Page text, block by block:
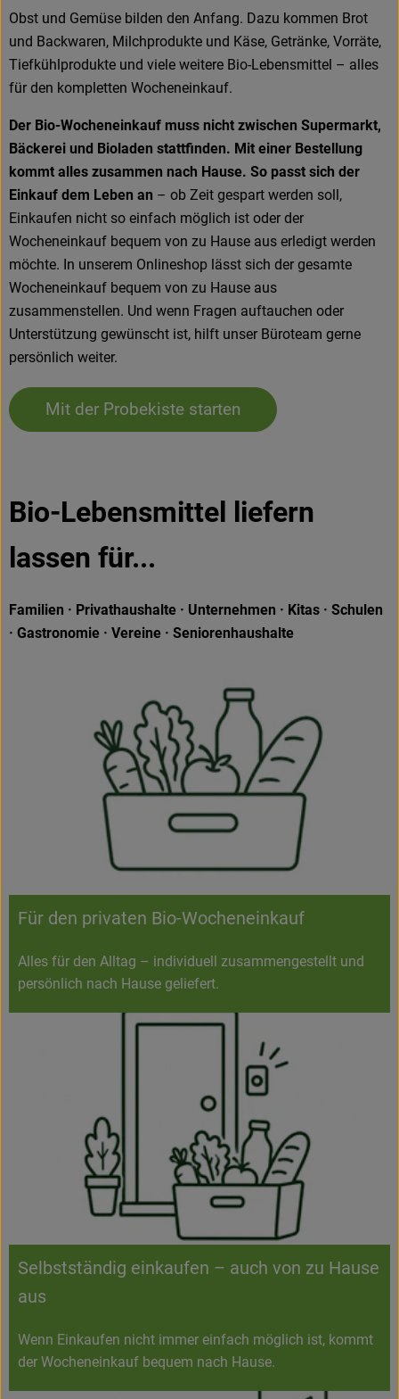
Obst und Gemüse bilden den Anfang. Dazu kommen Brot
und Backwaren, Milchprodukte und Käse, Getränke, Vorräte,
Tiefkühlprodukte und viele weitere Bio-Lebensmittel – alles
für den kompletten Wocheneinkauf.
Der Bio-Wocheneinkauf muss nicht zwischen Supermarkt,
Bäckerei und Bioladen stattfinden. Mit einer Bestellung
kommt alles zusammen nach Hause. So passt sich der
Einkauf dem Leben an – ob Zeit gespart werden soll,
Einkaufen nicht so einfach möglich ist oder der
Wocheneinkauf bequem von zu Hause aus erledigt werden
möchte. In unserem Onlineshop lässt sich der gesamte
Wocheneinkauf bequem von zu Hause aus
zusammenstellen. Und wenn Fragen auftauchen oder
Unterstützung gewünscht ist, hilft unser Büroteam gerne
persönlich weiter.
Mit der Probekiste starten
Bio-Lebensmittel liefern
lassen für...
Familien · Privathaushalte · Unternehmen · Kitas · Schulen
· Gastronomie · Vereine · Seniorenhaushalte
Für den privaten Bio-Wocheneinkauf
Alles für den Alltag – individuell zusammengestellt und
persönlich nach Hause geliefert.
Selbstständig einkaufen – auch von zu Hause
aus
Wenn Einkaufen nicht immer einfach möglich ist, kommt
der Wocheneinkauf bequem nach Hause.